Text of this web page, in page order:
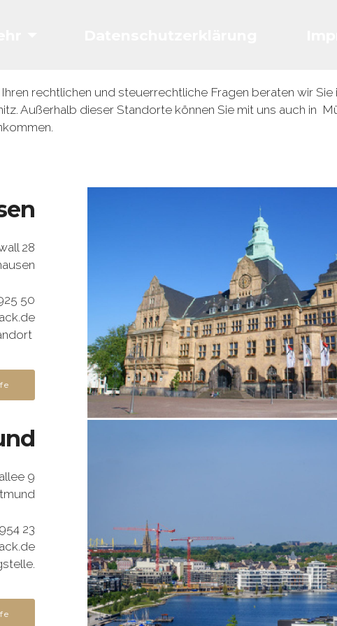
rechtlichen und steuerrechtliche Fragen beraten wir Sie
Außerhalb dieser Standorte können Sie mit uns auch in
28
50
9
23